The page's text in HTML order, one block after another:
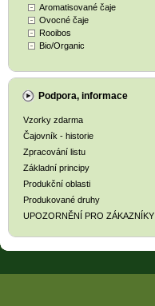
Aromatisované čaje
Ovocné čaje
Rooibos
Bio/Organic
Podpora, informace
Vzorky zdarma
Čajovník - historie
Zpracování listu
Základní principy
Produkční oblasti
Produkované druhy
UPOZORNĚNÍ PRO ZÁKAZNÍKY